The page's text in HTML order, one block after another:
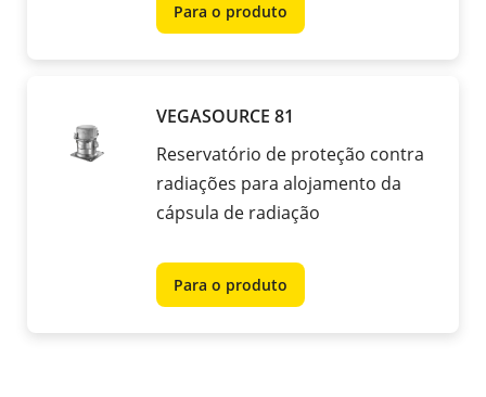
Para o produto
VEGASOURCE 81
Reservatório de proteção contra
radiações para alojamento da
cápsula de radiação
Para o produto